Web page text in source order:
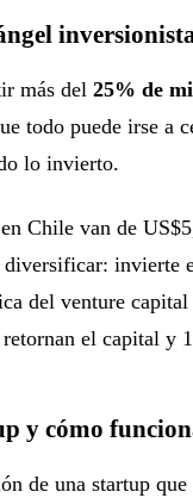
más del 25% de
todo puede irse a
lo invierto.
Chile van de
invierte
del venture
el capital y
y cómo
de una startup